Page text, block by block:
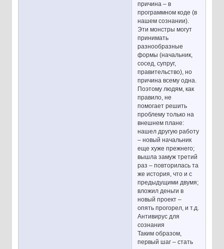
причина – в
программном коде (в
нашем сознании).
Эти монстры могут
принимать
разнообразные
формы (начальник,
сосед, супруг,
правительство), но
причина всему одна.
Поэтому людям, как
правило, не
помогает решить
проблему только на
внешнем плане:
нашел другую работу
– новый начальник
еще хуже прежнего;
вышла замуж третий
раз – повторилась та
же история, что и с
предыдущими двумя;
вложил деньги в
новый проект –
опять прогорел, и т.д.
Антивирус для
сознания
Таким образом,
первый шаг – стать